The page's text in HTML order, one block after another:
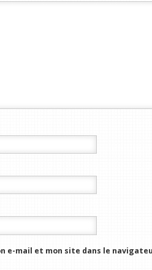
e-mail et mon site dans le